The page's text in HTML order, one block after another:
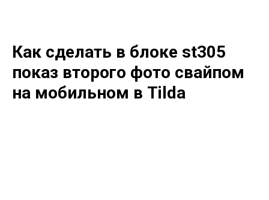
Как сделать в блоке st305
показ второго фото свайпом
на мобильном в Tilda